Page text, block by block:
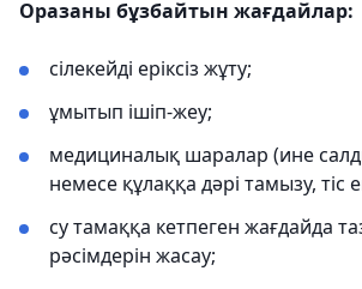
Оразаны бұзбайтын жағдайлар:
сілекейді еріксіз жұту;
ұмытып ішіп-жеу;
медициналық шаралар (ине
немесе құлаққа дәрі тамызу, тіс
су тамаққа кетпеген жағдайда
рәсімдерін жасау;